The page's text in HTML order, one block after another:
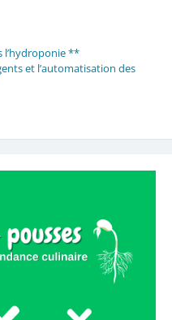
l’hydroponie **
et l’automatisation des